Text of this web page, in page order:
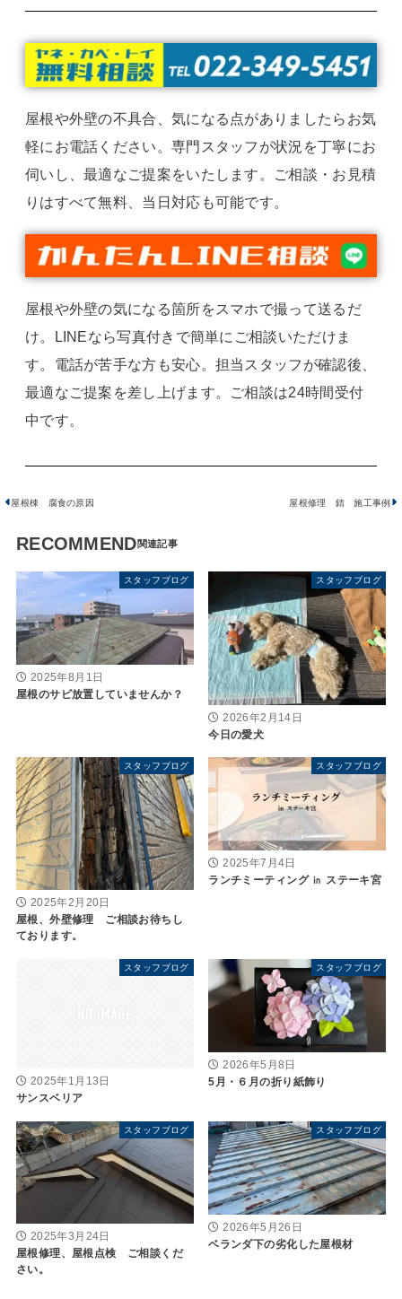
屋根や外壁の不具合、気になる点がありましたらお気
軽にお電話ください。専門スタッフが状況を丁寧にお
伺いし、最適なご提案をいたします。ご相談・お見積
りはすべて無料、当日対応も可能です。
屋根や外壁の気になる箇所をスマホで撮って送るだ
け。LINEなら写真付きで簡単にご相談いただけま
す。電話が苦手な方も安心。担当スタッフが確認後、
最適なご提案を差し上げます。ご相談は24時間受付
中です。
屋根棟 腐食の原因 屋根修理 錆 施工事例
RECOMMEND
スタッフブログ
2025年8月1日
屋根のサビ放置していませんか？
スタッフブログ
2026年2月14日
今日の愛犬
スタッフブログ
2025年2月20日
屋根、外壁修理 ご相談お待ちし
ております。
スタッフブログ
2025年7月4日
ランチミーティング ㏌ ステーキ宮
スタッフブログ
2025年1月13日
サンスベリア
スタッフブログ
2026年5月8日
5月・６月の折り紙飾り
スタッフブログ
2025年3月24日
屋根修理、屋根点検 ご相談くだ
さい。
スタッフブログ
2026年5月26日
ベランダ下の劣化した屋根材